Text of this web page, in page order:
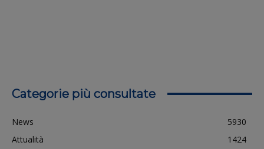
Categorie più consultate
News
5930
Attualità
1424